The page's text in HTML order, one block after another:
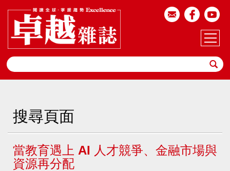
搜尋頁面
當教育遇上 AI 人才競爭、金融市場與
資源再分配